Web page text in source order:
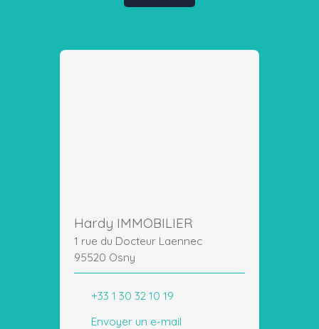
Hardy IMMOBILIER
1 rue du Docteur Laennec
95520 Osny
+33 1 30 32 10 19
Envoyer un e-mail